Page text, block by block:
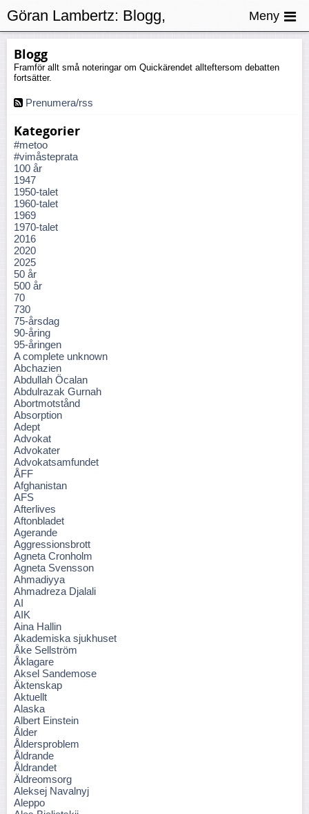
Blogg
Framför allt små noteringar om Quickärendet allteftersom debatten
fortsätter.
Prenumera/rss
Kategorier
#metoo
#vimåsteprata
100 år
1947
1950-talet
1960-talet
1969
1970-talet
2016
2020
2025
50 år
500 år
70
730
75-årsdag
90-åring
95-åringen
A complete unknown
Abchazien
Abdullah Öcalan
Abdulrazak Gurnah
Abortmotstånd
Absorption
Adept
Advokat
Advokater
Advokatsamfundet
ÅFF
Afghanistan
AFS
Afterlives
Aftonbladet
Agerande
Aggressionsbrott
Agneta Cronholm
Agneta Svensson
Ahmadiyya
Ahmadreza Djalali
AI
AIK
Aina Hallin
Akademiska sjukhuset
Åke Sellström
Åklagare
Aksel Sandemose
Äktenskap
Aktuellt
Alaska
Albert Einstein
Ålder
Åldersproblem
Åldrande
Åldrandet
Äldreomsorg
Aleksej Navalnyj
Aleppo
Göran Lambertz: Blogg,
Bankkultur
Meny